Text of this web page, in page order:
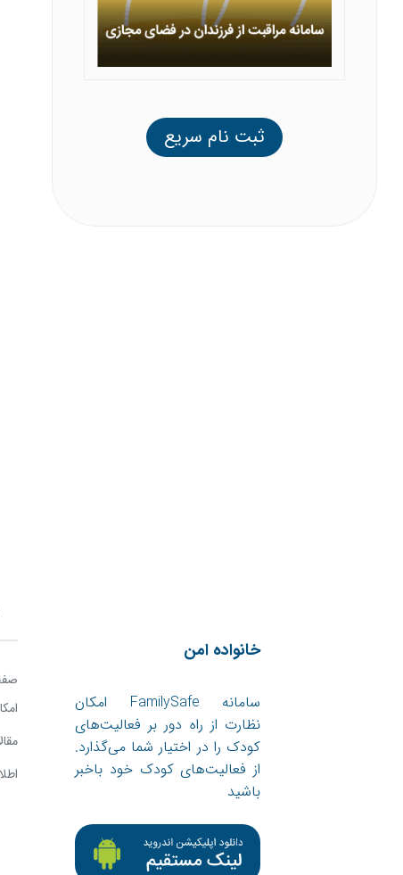
ثبت نام سریع
خانواده امن
سامانه FamilySafe امکان
نظارت از راه دور بر فعالیت‌های
کودک را در اختیار شما می‌گذارد.
از فعالیت‌های کودک خود باخبر
باشید